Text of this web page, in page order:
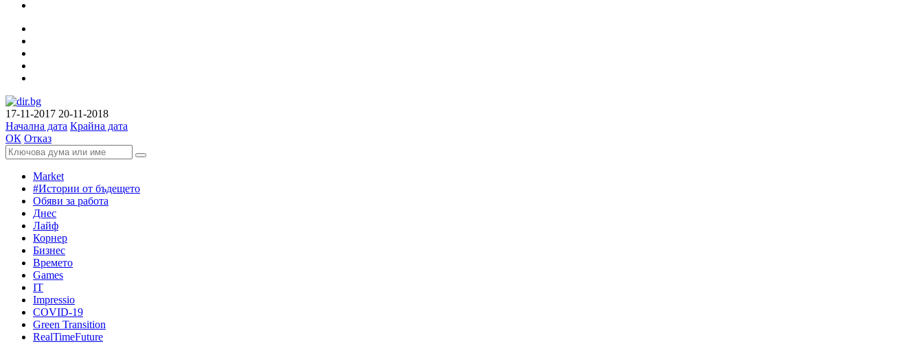
17-11-2017 20-11-2018
Начална дата Крайна дата
ОК Отказ
Market
#Истории от бъдещето
Обяви за работа
Днес
Лайф
Корнер
Бизнес
Времето
Games
IT
Impressio
COVID-19
Green Transition
RealTimeFuture